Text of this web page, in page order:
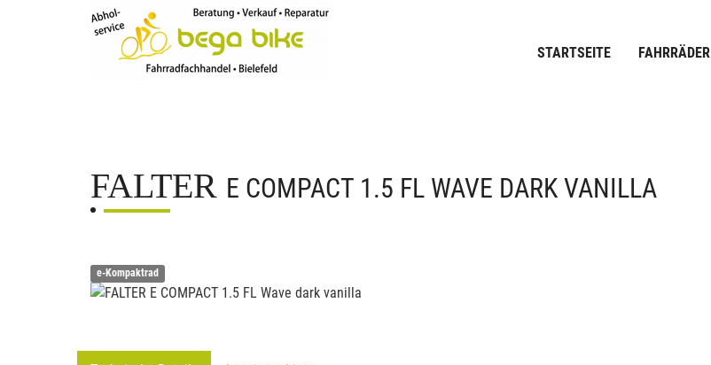
STARTSEITE FAHRRÄDER
FALTER E COMPACT 1.5 FL WAVE DARK VANILLA
e-Kompaktrad